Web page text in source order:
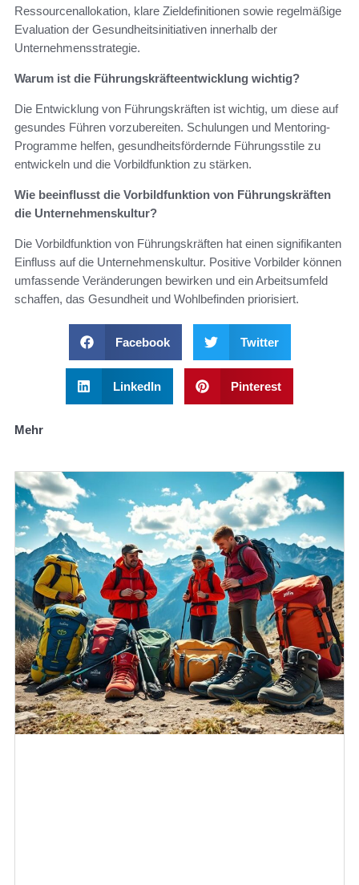
Ressourcenallokation, klare Zieldefinitionen sowie regelmäßige
Evaluation der Gesundheitsinitiativen innerhalb der
Unternehmensstrategie.
Warum ist die Führungskräfteentwicklung wichtig?
Die Entwicklung von Führungskräften ist wichtig, um diese auf
gesundes Führen vorzubereiten. Schulungen und Mentoring-
Programme helfen, gesundheitsfördernde Führungsstile zu
entwickeln und die Vorbildfunktion zu stärken.
Wie beeinflusst die Vorbildfunktion von Führungskräften
die Unternehmenskultur?
Die Vorbildfunktion von Führungskräften hat einen signifikanten
Einfluss auf die Unternehmenskultur. Positive Vorbilder können
umfassende Veränderungen bewirken und ein Arbeitsumfeld
schaffen, das Gesundheit und Wohlbefinden priorisiert.
Facebook Twitter
LinkedIn Pinterest
Mehr